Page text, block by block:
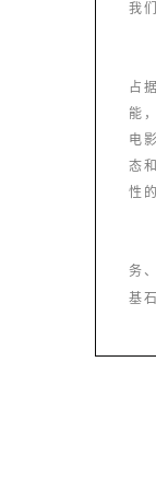
我
占
能
电
态
性
务
基